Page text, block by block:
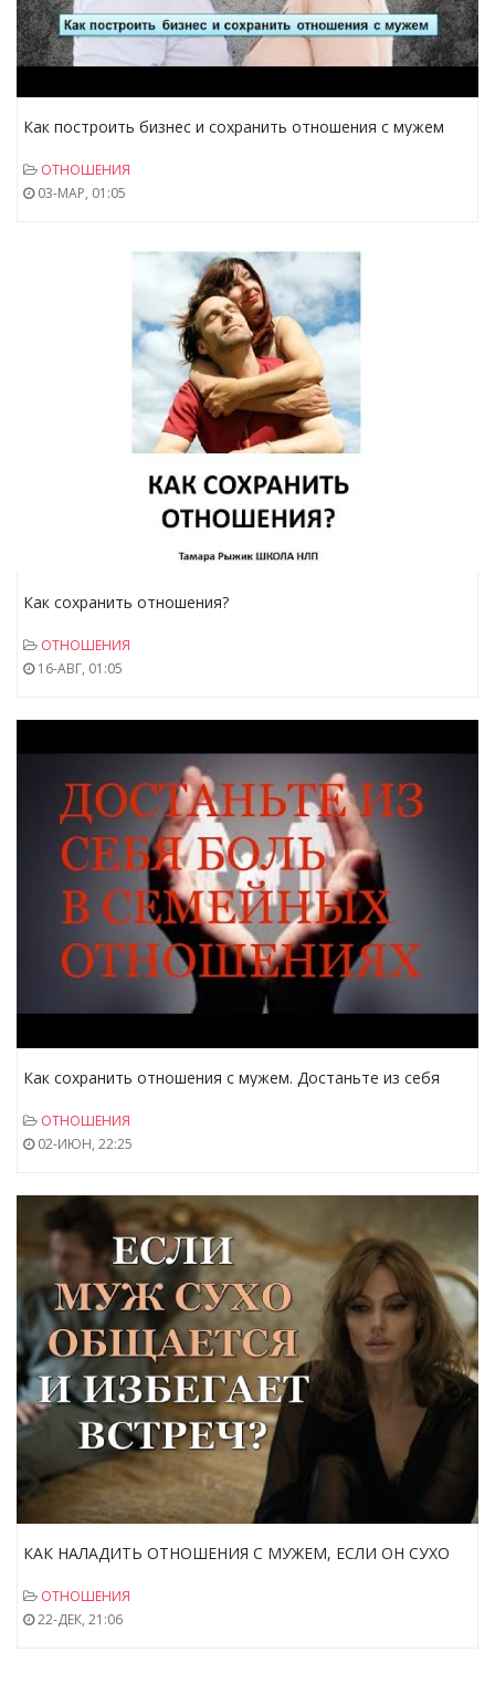
Как построить бизнес и сохранить отношения с мужем
ОТНОШЕНИЯ
03-МАР, 01:05
Как сохранить отношения?
ОТНОШЕНИЯ
16-АВГ, 01:05
Как сохранить отношения с мужем. Достаньте из себя
ОТНОШЕНИЯ
02-ИЮН, 22:25
КАК НАЛАДИТЬ ОТНОШЕНИЯ С МУЖЕМ, ЕСЛИ ОН СУХО
ОТНОШЕНИЯ
22-ДЕК, 21:06